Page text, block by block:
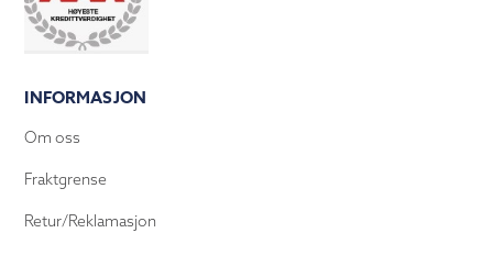
INFORMASJON
Om oss
Fraktgrense
Retur/Reklamasjon